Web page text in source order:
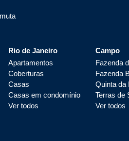
Rio de Janeiro
Apartamentos
Coberturas
Casas
Casas em condomínio
Ver todos
Campo
Fazenda
Fazenda
Quinta da
Terras de
Ver todos